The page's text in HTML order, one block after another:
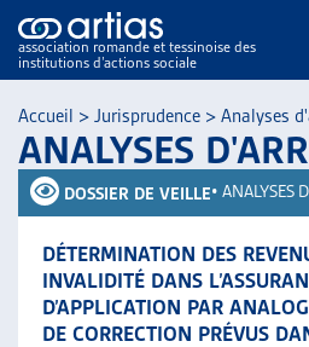
association romande et tessinoise des
institutions d’actions sociale
NOS PUBLICATIONS
ARTICLES
Accueil > Jurisprudence > Analyses
ANALYSES
DOSSIER DE VEILLE• ANALYSES
DÉTERMINATION DES
INVALIDITÉ DANS
D’APPLICATION PAR
DE CORRECTION PRÉVUS